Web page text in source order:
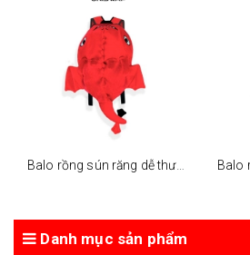
Balo rồng sún răng dễ thương - đỏ
Danh mục sản phẩm